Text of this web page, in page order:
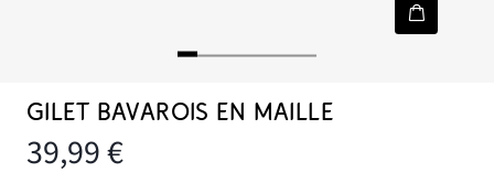
GILET BAVAROIS EN MAILLE
39,99 €